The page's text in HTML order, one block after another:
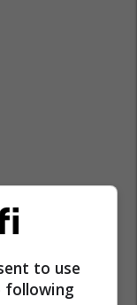
to use
following